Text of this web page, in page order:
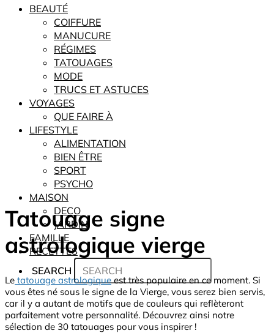
BEAUTÉ
COIFFURE
MANUCURE
RÉGIMES
TATOUAGES
MODE
TRUCS ET ASTUCES
VOYAGES
QUE FAIRE À
LIFESTYLE
ALIMENTATION
BIEN ÊTRE
SPORT
PSYCHO
MAISON
DECO
JARDIN
FAMILLE
RECETTES
SEARCH
Tatouage signe
astrologique vierge
Le tatouage astrologiqueest très populaire en ce moment. Si
vous êtes né sous le signe de la Vierge, vous serez bien servis,
car il y a autant de motifs que de couleurs qui reflèteront
parfaitement votre personnalité. Découvrez ainsi notre
sélection de 30 tatouages pour vous inspirer !